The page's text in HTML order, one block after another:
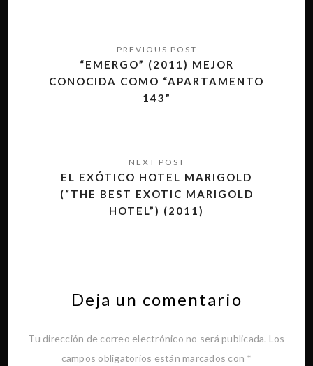
entradas
“EMERGO” (2011) MEJOR
CONOCIDA COMO “APARTAMENTO
143”
EL EXÓTICO HOTEL MARIGOLD
(“THE BEST EXOTIC MARIGOLD
HOTEL”) (2011)
Deja un comentario
Tu dirección de correo electrónico no será publicada. Los
campos obligatorios están marcados con *